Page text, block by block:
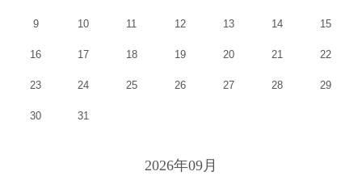
9 10 11 12 13 14 15
16 17 18 19 20 21 22
23 24 25 26 27 28 29
30 31
2026年09月